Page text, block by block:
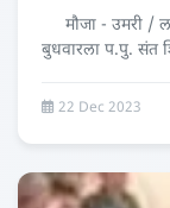
मौजा - उमरी /
बुधवारला प.पु. संत
22 Dec 2023